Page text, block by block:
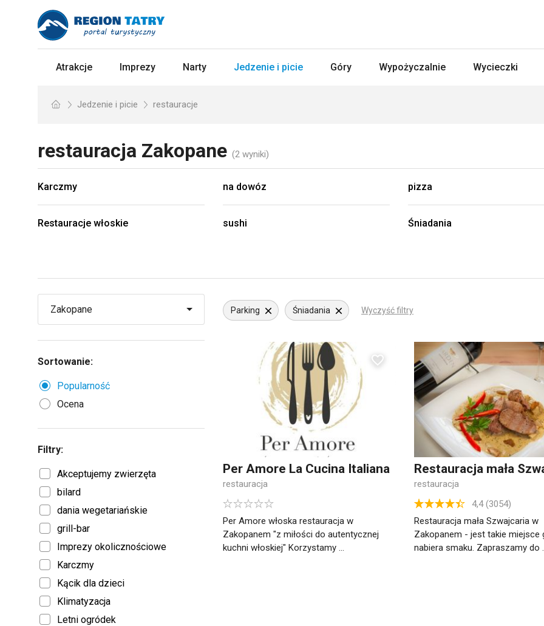
Atrakcje Imprezy Narty Jedzenie i picie Góry Wypożyczalnie Wycieczki
Jedzenie i picie restauracje
restauracja Zakopane (2 wyniki)
Karczmy na dowóz pizza
Restauracje włoskie sushi Śniadania
Parking Śniadania Wyczyść filtry
Per Amore La Cucina Italiana
restauracja
Per Amore włoska restauracja w
Zakopanem "z miłości do autentycznej
kuchni włoskiej" Korzystamy ...
Restauracja mała
restauracja
4,4 (3054)
Restauracja mała Szwajcaria w
Zakopanem - jest takie miejsce
nabiera smaku. Zapraszamy do
Sortowanie:
Popularność
Ocena
Filtry:
Akceptujemy zwierzęta
bilard
dania wegetariańskie
grill-bar
Imprezy okolicznościowe
Karczmy
Kącik dla dzieci
Klimatyzacja
Letni ogródek